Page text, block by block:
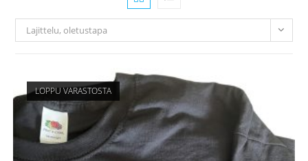
Lajittelu, oletustapa
LOPPU VARASTOSTA